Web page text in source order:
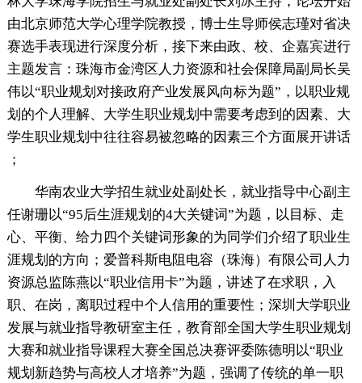
由北京师范大学心理学院教授，博士生导师侯志瑾对省决
赛选手表现进行深度分析，接下来由政、校、企嘉宾进行
主题发言：珠海市金湾区人力资源和社会保障局副局长吴
伟以“职业规划对接政府产业发展风向标为题”，以职业规
划的个人理解、大学生职业规划中需要考虑到的因素、大
学生职业规划中往往容易被忽略的因素三个方面展开讲话
；
华南农业大学招生就业处副处长，就业指导中心副主
任谢珊以“95后生涯规划的4大关键词”为题，以目标、走
心、平衡、给力四个关键词形象的为同学们介绍了职业生
涯规划的方向；爱普科斯电阻电容（珠海）有限公司人力
资源总监陈燕以“职业信用卡”为题，讲述了在求职，入
职、在岗，离职过程中个人信用的重要性；深圳大学职业
发展与就业指导教研室主任，教育部全国大学生职业规划
大赛和就业指导课程大赛全国总决赛评委陈德明以“职业
规划新趋势与高校人才培养”为题，强调了传统的单一职